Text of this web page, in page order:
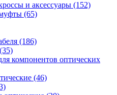
и аксессуары (152)
(65)
(186)
(35)
компонентов оптических
(46)